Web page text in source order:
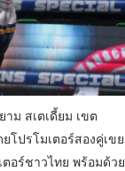
าม สเตเดี้ยม เขต
โปรโมเตอร์สองคู่เขย
อร์ชาวไทย พร้อมด้วย